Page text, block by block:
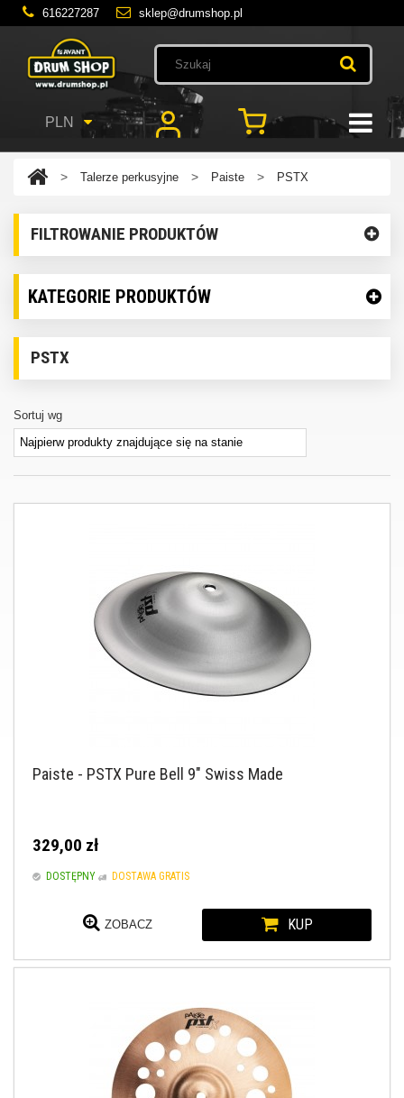
616227287 sklep@drumshop.pl
PLN
> Talerze perkusyjne > Paiste > PSTX
FILTROWANIE PRODUKTÓW
KATEGORIE PRODUKTÓW
PSTX
Sortuj wg
Paiste - PSTX Pure Bell 9" Swiss Made
329,00 zł
DOSTĘPNY DOSTAWA GRATIS
ZOBACZ KUP